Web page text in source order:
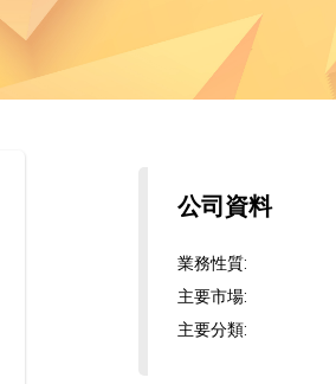
公司資料
業務性質:
主要市場:
主要分類: